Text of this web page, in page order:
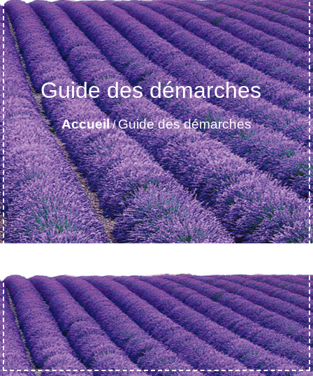
Guide des démarches
Accueil/Guide des démarches